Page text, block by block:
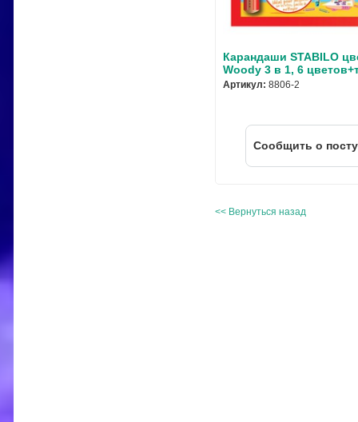
Карандаши STABILO
Woody 3 в 1, 6
Артикул: 8806-2
Cообщить о
<< Вернуться назад